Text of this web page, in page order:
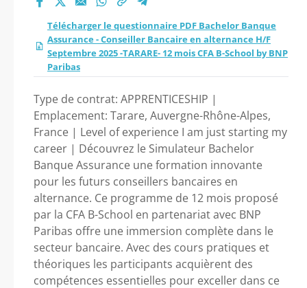
B-School by BNP
Paribas 2026 ?
Télécharger le questionnaire PDF Bachelor Banque
Assurance - Conseiller Bancaire en alternance H/F
Septembre 2025 -TARARE- 12 mois CFA B-School by BNP
Paribas
Type de contrat: APPRENTICESHIP |
Emplacement: Tarare, Auvergne-Rhône-Alpes,
France | Level of experience I am just starting my
career | Découvrez le Simulateur Bachelor
Banque Assurance une formation innovante
pour les futurs conseillers bancaires en
alternance. Ce programme de 12 mois proposé
par la CFA B-School en partenariat avec BNP
Paribas offre une immersion complète dans le
secteur bancaire. Avec des cours pratiques et
théoriques les participants acquièrent des
compétences essentielles pour exceller dans ce